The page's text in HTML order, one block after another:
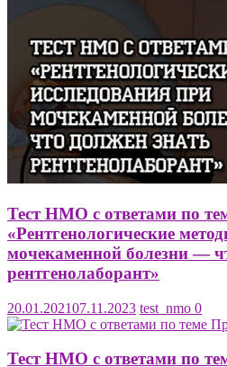
Тест НМО с ответами по
«Рентгенологические
мочекаменной болезни —
рентгенолаборант»
20.01.202107.11.2023 test_nmo 0
Тест НМО с ответами по